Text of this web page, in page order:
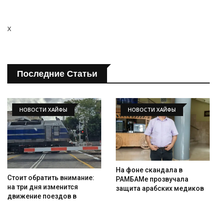
x
Последние Статьи
НОВОСТИ ХАЙФЫ
Стоит обратить внимание:
на три дня изменится
движение поездов в
НОВОСТИ ХАЙФЫ
На фоне скандала в
РАМБАМе прозвучала
защита арабских медиков